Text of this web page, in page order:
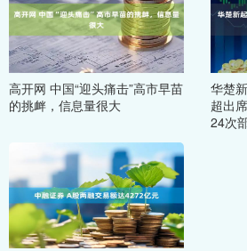
高开网 中国“迎头痛击”高市早苗
的挑衅，信息量很大
华楚
超出
24次